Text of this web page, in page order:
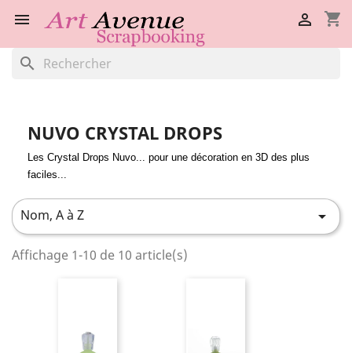
 shopping_cart

search
NUVO CRYSTAL DROPS
Les Crystal Drops Nuvo... pour une décoration en 3D des plus
faciles...
Nom, A à Z 
Affichage 1-10 de 10 article(s)